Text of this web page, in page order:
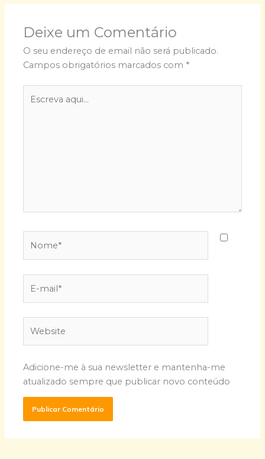
Deixe um Comentário
O seu endereço de email não será publicado.
Campos obrigatórios marcados com *
aqui...
mail*
Adicione-me à sua newsletter e mantenha-me
atualizado sempre que publicar novo conteúdo